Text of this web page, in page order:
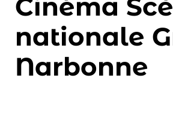
Cinéma
nationale
Narbonne